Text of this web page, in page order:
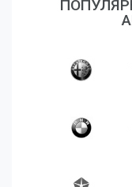
Аксессуары